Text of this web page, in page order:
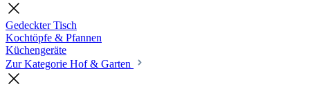
Gedeckter Tisch
Kochtöpfe & Pfannen
Küchengeräte
Zur Kategorie Hof & Garten